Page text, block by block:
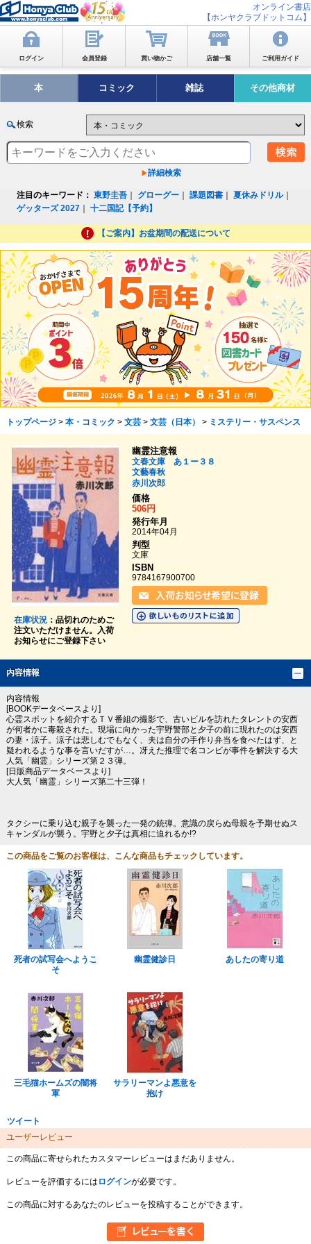
オンライン書店
【ホンヤクラブドットコム】
ログイン 会員登録 買い物かご 店舗一覧 ご利用ガイド
本 コミック 雑誌 その他商材
検索
詳細検索
注目のキーワード： 東野圭吾 グローグー ｜課題図書 ｜夏休みドリル｜
ゲッターズ 2027 ｜十二国記【予約】
【ご案内】お盆期間の配送について
トップページ> 本・コミック > 文芸> 文芸（日本） > ミステリー・サスペンス
在庫状況：品切れのためご
注文いただけません。入荷
お知らせにご登録下さい
幽霊注意報
文春文庫 あ１ー３８
文藝春秋
赤川次郎
価格
506円
発行年月
2014年04月
判型
文庫
ISBN
9784167900700
内容情報
内容情報
[BOOKデータベースより]
心霊スポットを紹介するＴＶ番組の撮影で、古いビルを訪れたタレントの安西
が何者かに毒殺された。現場に向かった宇野警部と夕子の前に現れたのは安西
の妻・涼子。涼子は悲しむでもなく、夫は自分の手作り弁当を食べたはず、と
疑われるような事を言いだすが…。冴えた推理で名コンビが事件を解決する大
人気「幽霊」シリーズ第２３弾。
[日販商品データベースより]
大人気「幽霊」シリーズ第二十三弾！
タクシーに乗り込む親子を襲った一発の銃弾。意識の戻らぬ母親を予期せぬス
キャンダルが襲う。宇野と夕子は真相に迫れるか!?
この商品をご覧のお客様は、こんな商品もチェックしています。
死者の試写会へようこ
そ
幽霊健診日 あしたの寄り道
三毛猫ホームズの闇将
軍
サラリーマンよ悪意を
抱け
ツイート
ユーザーレビュー
この商品に寄せられたカスタマーレビューはまだありません。
レビューを評価するには ログインが必要です。
この商品に対するあなたのレビューを投稿することができます。